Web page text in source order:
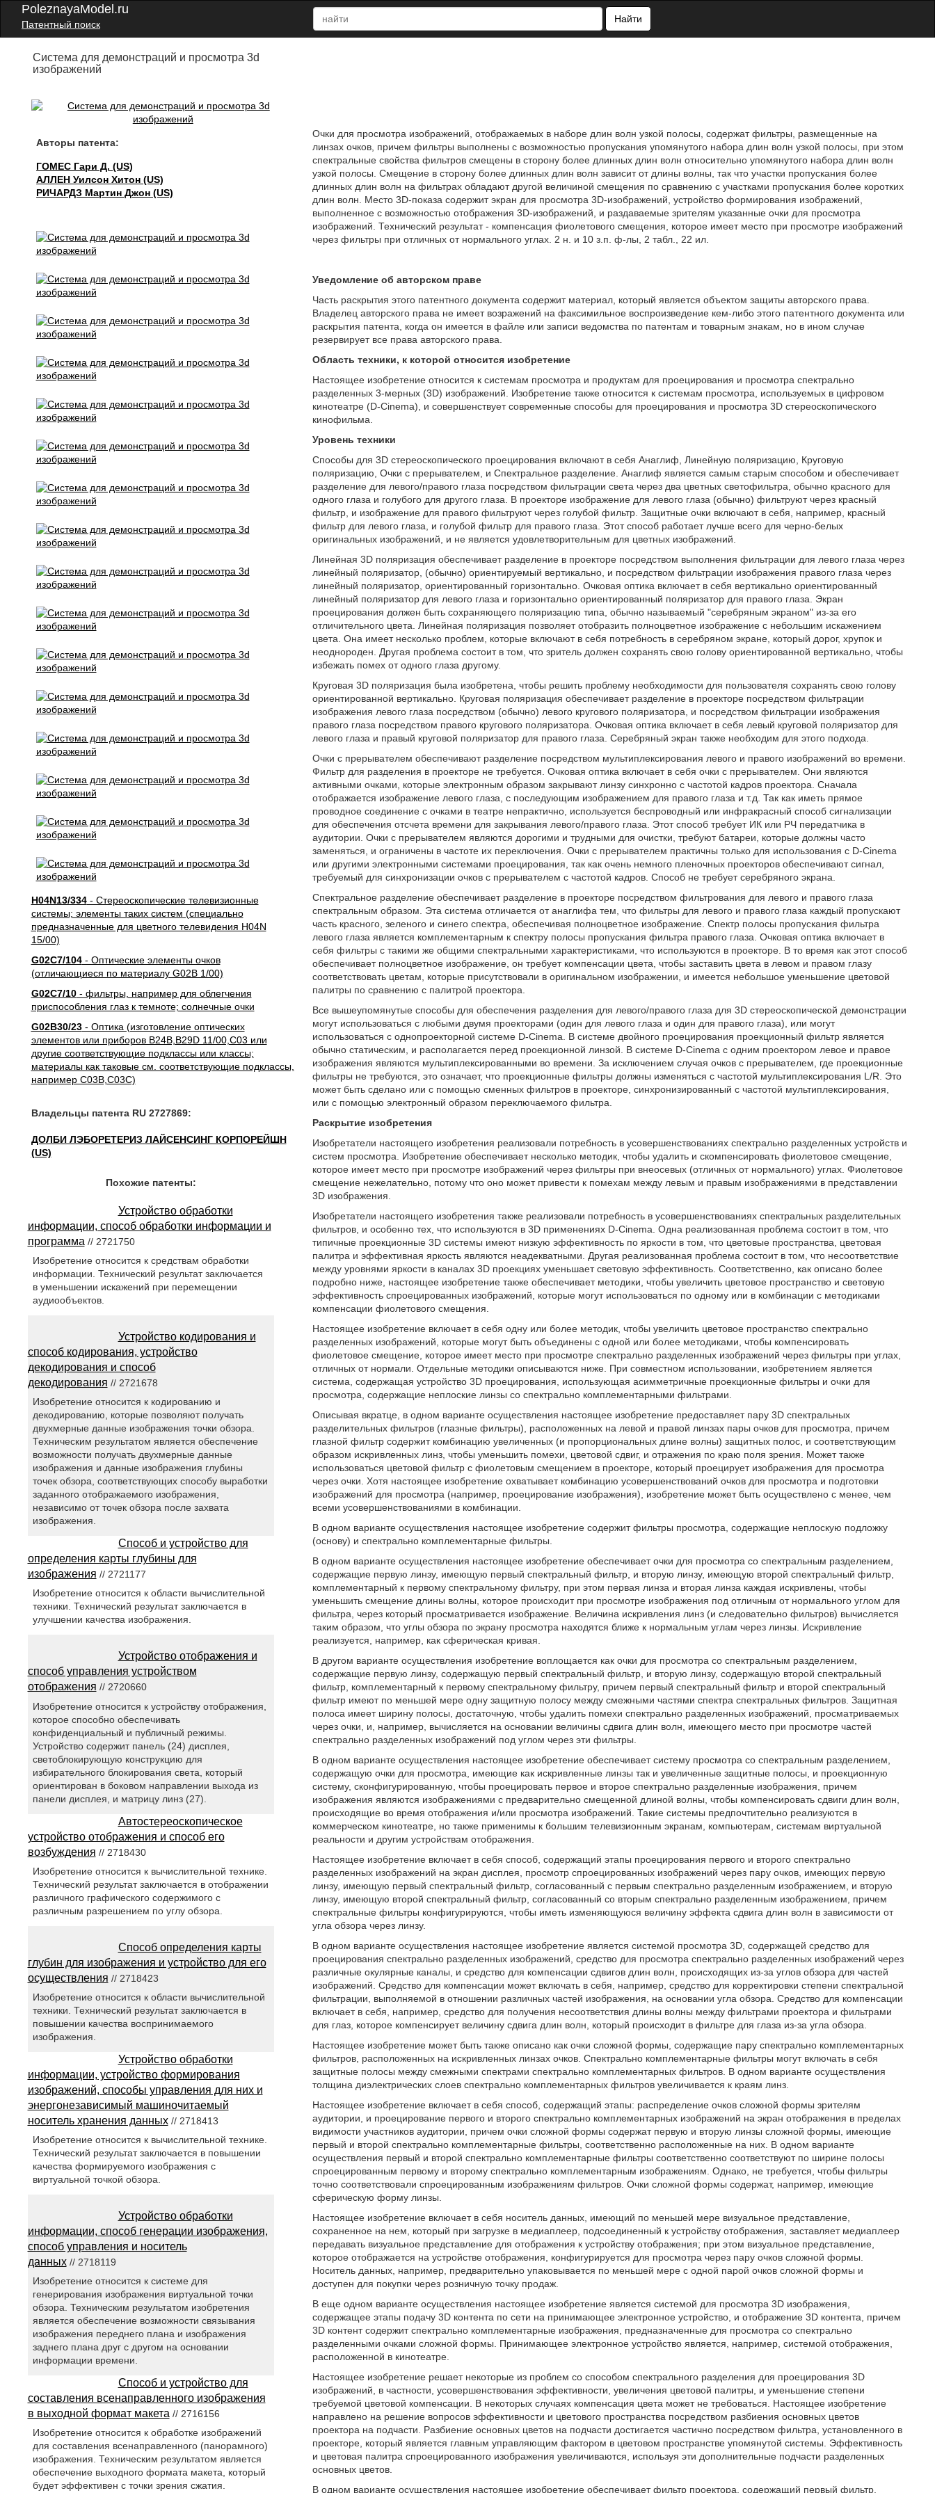
PoleznayaModel.ru
Патентный поиск
Найти
Система для демонстраций и просмотра 3d
изображений
Авторы патента:
ГОМЕС Гари Д. (US)
АЛЛЕН Уилсон Хитон (US)
РИЧАРДЗ Мартин Джон (US)
H04N13/334- Стереоскопические телевизионные
системы; элементы таких систем (специально
предназначенные для цветного телевидения H04N
15/00)
G02C7/104- Оптические элементы очков
(отличающиеся по материалу G02B 1/00)
G02C7/10- фильтры, например для облегчения
приспособления глаз к темноте; солнечные очки
G02B30/23- Оптика (изготовление оптических
элементов или приборов B24B,B29D 11/00,C03 или
другие соответствующие подклассы или классы;
материалы как таковые см. соответствующие подклассы,
например C03B,C03C)
Владельцы патента RU 2727869:
ДОЛБИ ЛЭБОРЕТЕРИЗ ЛАЙСЕНСИНГ КОРПОРЕЙШН
(US)
Очки для просмотра изображений, отображаемых в наборе длин волн узкой полосы, содержат фильтры, размещенные на
линзах очков, причем фильтры выполнены с возможностью пропускания упомянутого набора длин волн узкой полосы, при этом
спектральные свойства фильтров смещены в сторону более длинных длин волн относительно упомянутого набора длин волн
узкой полосы. Смещение в сторону более длинных длин волн зависит от длины волны, так что участки пропускания более
длинных длин волн на фильтрах обладают другой величиной смещения по сравнению с участками пропускания более коротких
длин волн. Место 3D-показа содержит экран для просмотра 3D-изображений, устройство формирования изображений,
выполненное с возможностью отображения 3D-изображений, и раздаваемые зрителям указанные очки для просмотра
изображений. Технический результат - компенсация фиолетового смещения, которое имеет место при просмотре изображений
через фильтры при отличных от нормального углах. 2 н. и 10 з.п. ф-лы, 2 табл., 22 ил.
Уведомление об авторском праве
Часть раскрытия этого патентного документа содержит материал, который является объектом защиты авторского права.
Владелец авторского права не имеет возражений на факсимильное воспроизведение кем-либо этого патентного документа или
раскрытия патента, когда он имеется в файле или записи ведомства по патентам и товарным знакам, но в ином случае
резервирует все права авторского права.
Область техники, к которой относится изобретение
Настоящее изобретение относится к системам просмотра и продуктам для проецирования и просмотра спектрально
разделенных 3-мерных (3D) изображений. Изобретение также относится к системам просмотра, используемых в цифровом
кинотеатре (D-Cinema), и совершенствует современные способы для проецирования и просмотра 3D стереоскопического
кинофильма.
Уровень техники
Способы для 3D стереоскопического проецирования включают в себя Анаглиф, Линейную поляризацию, Круговую
поляризацию, Очки с прерывателем, и Спектральное разделение. Анаглиф является самым старым способом и обеспечивает
разделение для левого/правого глаза посредством фильтрации света через два цветных светофильтра, обычно красного для
одного глаза и голубого для другого глаза. В проекторе изображение для левого глаза (обычно) фильтруют через красный
фильтр, и изображение для правого фильтруют через голубой фильтр. Защитные очки включают в себя, например, красный
фильтр для левого глаза, и голубой фильтр для правого глаза. Этот способ работает лучше всего для черно-белых
оригинальных изображений, и не является удовлетворительным для цветных изображений.
Линейная 3D поляризация обеспечивает разделение в проекторе посредством выполнения фильтрации для левого глаза через
линейный поляризатор, (обычно) ориентируемый вертикально, и посредством фильтрации изображения правого глаза через
линейный поляризатор, ориентированный горизонтально. Очковая оптика включает в себя вертикально ориентированный
линейный поляризатор для левого глаза и горизонтально ориентированный поляризатор для правого глаза. Экран
проецирования должен быть сохраняющего поляризацию типа, обычно называемый "серебряным экраном" из-за его
отличительного цвета. Линейная поляризация позволяет отобразить полноцветное изображение с небольшим искажением
цвета. Она имеет несколько проблем, которые включают в себя потребность в серебряном экране, который дорог, хрупок и
неоднороден. Другая проблема состоит в том, что зритель должен сохранять свою голову ориентированной вертикально, чтобы
избежать помех от одного глаза другому.
Круговая 3D поляризация была изобретена, чтобы решить проблему необходимости для пользователя сохранять свою голову
ориентированной вертикально. Круговая поляризация обеспечивает разделение в проекторе посредством фильтрации
изображения левого глаза посредством (обычно) левого кругового поляризатора, и посредством фильтрации изображения
правого глаза посредством правого кругового поляризатора. Очковая оптика включает в себя левый круговой поляризатор для
левого глаза и правый круговой поляризатор для правого глаза. Серебряный экран также необходим для этого подхода.
Очки с прерывателем обеспечивают разделение посредством мультиплексирования левого и правого изображений во времени.
Фильтр для разделения в проекторе не требуется. Очковая оптика включает в себя очки с прерывателем. Они являются
активными очками, которые электронным образом закрывают линзу синхронно с частотой кадров проектора. Сначала
отображается изображение левого глаза, с последующим изображением для правого глаза и т.д. Так как иметь прямое
проводное соединение с очками в театре непрактично, используется беспроводный или инфракрасный способ сигнализации
для обеспечения отсчета времени для закрывания левого/правого глаза. Этот способ требует ИК или РЧ передатчика в
аудитории. Очки с прерывателем являются дорогими и трудными для очистки, требуют батареи, которые должны часто
заменяться, и ограничены в частоте их переключения. Очки с прерывателем практичны только для использования с D-Cinema
или другими электронными системами проецирования, так как очень немного пленочных проекторов обеспечивают сигнал,
требуемый для синхронизации очков с прерывателем с частотой кадров. Способ не требует серебряного экрана.
Спектральное разделение обеспечивает разделение в проекторе посредством фильтрования для левого и правого глаза
спектральным образом. Эта система отличается от анаглифа тем, что фильтры для левого и правого глаза каждый пропускают
часть красного, зеленого и синего спектра, обеспечивая полноцветное изображение. Спектр полосы пропускания фильтра
левого глаза является комплементарным к спектру полосы пропускания фильтра правого глаза. Очковая оптика включает в
себя фильтры с такими же общими спектральными характеристиками, что используются в проекторе. В то время как этот способ
обеспечивает полноцветное изображение, он требует компенсации цвета, чтобы заставить цвета в левом и правом глазу
соответствовать цветам, которые присутствовали в оригинальном изображении, и имеется небольшое уменьшение цветовой
палитры по сравнению с палитрой проектора.
Все вышеупомянутые способы для обеспечения разделения для левого/правого глаза для 3D стереоскопической демонстрации
могут использоваться с любыми двумя проекторами (один для левого глаза и один для правого глаза), или могут
использоваться с однопроекторной системе D-Cinema. В системе двойного проецирования проекционный фильтр является
обычно статическим, и располагается перед проекционной линзой. В системе D-Cinema с одним проектором левое и правое
изображения являются мультиплексированными во времени. За исключением случая очков с прерывателем, где проекционные
фильтры не требуются, это означает, что проекционные фильтры должны изменяться с частотой мультиплексирования L/R. Это
может быть сделано или с помощью сменных фильтров в проекторе, синхронизированный с частотой мультиплексирования,
или с помощью электронный образом переключаемого фильтра.
Раскрытие изобретения
Изобретатели настоящего изобретения реализовали потребность в усовершенствованиях спектрально разделенных устройств и
систем просмотра. Изобретение обеспечивает несколько методик, чтобы удалить и скомпенсировать фиолетовое смещение,
которое имеет место при просмотре изображений через фильтры при внеосевых (отличных от нормального) углах. Фиолетовое
смещение нежелательно, потому что оно может привести к помехам между левым и правым изображениями в представлении
3D изображения.
Изобретатели настоящего изобретения также реализовали потребность в усовершенствованиях спектральных разделительных
фильтров, и особенно тех, что используются в 3D применениях D-Cinema. Одна реализованная проблема состоит в том, что
типичные проекционные 3D системы имеют низкую эффективность по яркости в том, что цветовые пространства, цветовая
палитра и эффективная яркость являются неадекватными. Другая реализованная проблема состоит в том, что несоответствие
между уровнями яркости в каналах 3D проекциях уменьшает световую эффективность. Соответственно, как описано более
подробно ниже, настоящее изобретение также обеспечивает методики, чтобы увеличить цветовое пространство и световую
эффективность спроецированных изображений, которые могут использоваться по одному или в комбинации с методиками
компенсации фиолетового смещения.
Настоящее изобретение включает в себя одну или более методик, чтобы увеличить цветовое пространство спектрально
разделенных изображений, которые могут быть объединены с одной или более методиками, чтобы компенсировать
фиолетовое смещение, которое имеет место при просмотре спектрально разделенных изображений через фильтры при углах,
отличных от нормали. Отдельные методики описываются ниже. При совместном использовании, изобретением является
система, содержащая устройство 3D проецирования, использующая асимметричные проекционные фильтры и очки для
просмотра, содержащие неплоские линзы со спектрально комплементарными фильтрами.
Описывая вкратце, в одном варианте осуществления настоящее изобретение предоставляет пару 3D спектральных
разделительных фильтров (глазные фильтры), расположенных на левой и правой линзах пары очков для просмотра, причем
глазной фильтр содержит комбинацию увеличенных (и пропорциональных длине волны) защитных полос, и соответствующим
образом искривленных линз, чтобы уменьшить помехи, цветовой сдвиг, и отражения по краю поля зрения. Может также
использоваться цветовой фильтр с фиолетовым смещением в проекторе, который проецирует изображения для просмотра
через очки. Хотя настоящее изобретение охватывает комбинацию усовершенствований очков для просмотра и подготовки
изображений для просмотра (например, проецирование изображения), изобретение может быть осуществлено с менее, чем
всеми усовершенствованиями в комбинации.
В одном варианте осуществления настоящее изобретение содержит фильтры просмотра, содержащие неплоскую подложку
(основу) и спектрально комплементарные фильтры.
В одном варианте осуществления настоящее изобретение обеспечивает очки для просмотра со спектральным разделением,
содержащие первую линзу, имеющую первый спектральный фильтр, и вторую линзу, имеющую второй спектральный фильтр,
комплементарный к первому спектральному фильтру, при этом первая линза и вторая линза каждая искривлены, чтобы
уменьшить смещение длины волны, которое происходит при просмотре изображения под отличным от нормального углом для
фильтра, через который просматривается изображение. Величина искривления линз (и следовательно фильтров) вычисляется
таким образом, что углы обзора по экрану просмотра находятся ближе к нормальным углам через линзы. Искривление
реализуется, например, как сферическая кривая.
В другом варианте осуществления изобретение воплощается как очки для просмотра со спектральным разделением,
содержащие первую линзу, содержащую первый спектральный фильтр, и вторую линзу, содержащую второй спектральный
фильтр, комплементарный к первому спектральному фильтру, причем первый спектральный фильтр и второй спектральный
фильтр имеют по меньшей мере одну защитную полосу между смежными частями спектра спектральных фильтров. Защитная
полоса имеет ширину полосы, достаточную, чтобы удалить помехи спектрально разделенных изображений, просматриваемых
через очки, и, например, вычисляется на основании величины сдвига длин волн, имеющего место при просмотре частей
спектрально разделенных изображений под углом через эти фильтры.
В одном варианте осуществления настоящее изобретение обеспечивает систему просмотра со спектральным разделением,
содержащую очки для просмотра, имеющие как искривленные линзы так и увеличенные защитные полосы, и проекционную
систему, сконфигурированную, чтобы проецировать первое и второе спектрально разделенные изображения, причем
изображения являются изображениями с предварительно смещенной длиной волны, чтобы компенсировать сдвиги длин волн,
происходящие во время отображения и/или просмотра изображений. Такие системы предпочтительно реализуются в
коммерческом кинотеатре, но также применимы к большим телевизионным экранам, компьютерам, системам виртуальной
реальности и другим устройствам отображения.
Настоящее изобретение включает в себя способ, содержащий этапы проецирования первого и второго спектрально
разделенных изображений на экран дисплея, просмотр спроецированных изображений через пару очков, имеющих первую
линзу, имеющую первый спектральный фильтр, согласованный с первым спектрально разделенным изображением, и вторую
линзу, имеющую второй спектральный фильтр, согласованный со вторым спектрально разделенным изображением, причем
спектральные фильтры конфигурируются, чтобы иметь изменяющуюся величину эффекта сдвига длин волн в зависимости от
угла обзора через линзу.
В одном варианте осуществления настоящее изобретение является системой просмотра 3D, содержащей средство для
проецирования спектрально разделенных изображений, средство для просмотра спектрально разделенных изображений через
различные окулярные каналы, и средство для компенсации сдвигов длин волн, происходящих из-за углов обзора для частей
изображений. Средство для компенсации может включать в себя, например, средство для корректировки степени спектральной
фильтрации, выполняемой в отношении различных частей изображения, на основании угла обзора. Средство для компенсации
включает в себя, например, средство для получения несоответствия длины волны между фильтрами проектора и фильтрами
для глаз, которое компенсирует величину сдвига длин волн, который происходит в фильтре для глаза из-за угла обзора.
Настоящее изобретение может быть также описано как очки сложной формы, содержащие пару спектрально комплементарных
фильтров, расположенных на искривленных линзах очков. Спектрально комплементарные фильтры могут включать в себя
защитные полосы между смежными спектрами спектрально комплементарных фильтров. В одном варианте осуществления
толщина диэлектрических слоев спектрально комплементарных фильтров увеличивается к краям линз.
Настоящее изобретение включает в себя способ, содержащий этапы: распределение очков сложной формы зрителям
аудитории, и проецирование первого и второго спектрально комплементарных изображений на экран отображения в пределах
видимости участников аудитории, причем очки сложной формы содержат первую и вторую линзы сложной формы, имеющие
первый и второй спектрально комплементарные фильтры, соответственно расположенные на них. В одном варианте
осуществления первый и второй спектрально комплементарные фильтры соответственно соответствуют по ширине полосы
спроецированным первому и второму спектрально комплементарным изображениям. Однако, не требуется, чтобы фильтры
точно соответствовали спроецированным изображениям фильтров. Очки сложной формы содержат, например, имеющие
сферическую форму линзы.
Настоящее изобретение включает в себя носитель данных, имеющий по меньшей мере визуальное представление,
сохраненное на нем, который при загрузке в медиаплеер, подсоединенный к устройству отображения, заставляет медиаплеер
передавать визуальное представление для отображения к устройству отображения; при этом визуальное представление,
которое отображается на устройстве отображения, конфигурируется для просмотра через пару очков сложной формы.
Носитель данных, например, предварительно упаковывается по меньшей мере с одной парой очков сложной формы и
доступен для покупки через розничную точку продаж.
В еще одном варианте осуществления настоящее изобретение является системой для просмотра 3D изображения,
содержащее этапы подачу 3D контента по сети на принимающее электронное устройство, и отображение 3D контента, причем
3D контент содержит спектрально комплементарные изображения, предназначенные для просмотра со спектрально
разделенными очками сложной формы. Принимающее электронное устройство является, например, системой отображения,
расположенной в кинотеатре.
Настоящее изобретение решает некоторые из проблем со способом спектрального разделения для проецирования 3D
изображений, в частности, усовершенствования эффективности, увеличения цветовой палитры, и уменьшение степени
требуемой цветовой компенсации. В некоторых случаях компенсация цвета может не требоваться. Настоящее изобретение
направлено на решение вопросов эффективности и цветового пространства посредством разбиения основных цветов
проектора на подчасти. Разбиение основных цветов на подчасти достигается частично посредством фильтра, установленного в
проекторе, который является главным управляющим фактором в цветовом пространстве упомянутой системы. Эффективность
и цветовая палитра спроецированного изображения увеличиваются, используя эти дополнительные подчасти разделенных
основных цветов.
В одном варианте осуществления настоящее изобретение обеспечивает фильтр проектора, содержащий первый фильтр,
Похожие патенты:
Устройство обработки
информации, способ обработки информации и
программа // 2721750
Изобретение относится к средствам обработки
информации. Технический результат заключается
в уменьшении искажений при перемещении
аудиообъектов.
Устройство кодирования и
способ кодирования, устройство
декодирования и способ
декодирования // 2721678
Изобретение относится к кодированию и
декодированию, которые позволяют получать
двухмерные данные изображения точки обзора.
Техническим результатом является обеспечение
возможности получать двухмерные данные
изображения и данные изображения глубины
точек обзора, соответствующих способу выработки
заданного отображаемого изображения,
независимо от точек обзора после захвата
изображения.
Способ и устройство для
определения карты глубины для
изображения // 2721177
Изобретение относится к области вычислительной
техники. Технический результат заключается в
улучшении качества изображения.
Устройство отображения и
способ управления устройством
отображения // 2720660
Изобретение относится к устройству отображения,
которое способно обеспечивать
конфиденциальный и публичный режимы.
Устройство содержит панель (24) дисплея,
светоблокирующую конструкцию для
избирательного блокирования света, который
ориентирован в боковом направлении выхода из
панели дисплея, и матрицу линз (27).
Автостереоскопическое
устройство отображения и способ его
возбуждения // 2718430
Изобретение относится к вычислительной технике.
Технический результат заключается в отображении
различного графического содержимого с
различным разрешением по углу обзора.
Способ определения карты
глубин для изображения и устройство для его
осуществления // 2718423
Изобретение относится к области вычислительной
техники. Технический результат заключается в
повышении качества воспринимаемого
изображения.
Устройство обработки
информации, устройство формирования
изображений, способы управления для них и
энергонезависимый машиночитаемый
носитель хранения данных// 2718413
Изобретение относится к вычислительной технике.
Технический результат заключается в повышении
качества формируемого изображения с
виртуальной точкой обзора.
Устройство обработки
информации, способ генерации изображения,
способ управления и носитель
данных// 2718119
Изобретение относится к системе для
генерирования изображения виртуальной точки
обзора. Техническим результатом изобретения
является обеспечение возможности связывания
изображения переднего плана и изображения
заднего плана друг с другом на основании
информации времени.
Способ и устройство для
составления всенаправленного изображения
в выходной формат макета// 2716156
Изобретение относится к обработке изображений
для составления всенаправленного (панорамного)
изображения. Техническим результатом является
обеспечение выходного формата макета, который
будет эффективен с точки зрения сжатия.